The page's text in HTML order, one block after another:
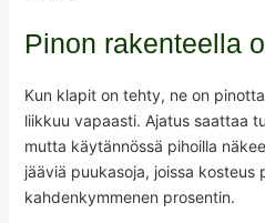
Pinon rakenteella
Kun klapit on tehty, ne on
liikkuu vapaasti. Ajatus saattaa
mutta käytännössä pihoilla
jääviä puukasoja, joissa kosteus
kahdenkymmenen prosentin.